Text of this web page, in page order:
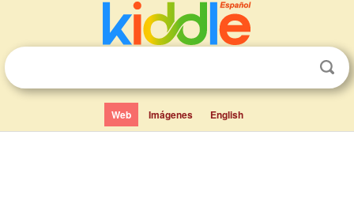
Web Imágenes English